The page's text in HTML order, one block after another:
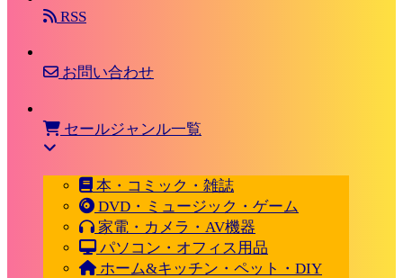
RSS
お問い合わせ
セールジャンル一覧
本・コミック・雑誌
DVD・ミュージック・ゲーム
家電・カメラ・AV機器
パソコン・オフィス用品
ホーム&キッチン・ペット・DIY